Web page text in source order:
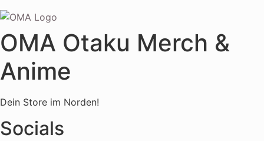
OMA Otaku Merch &
Anime
Dein Store im Norden!
Socials